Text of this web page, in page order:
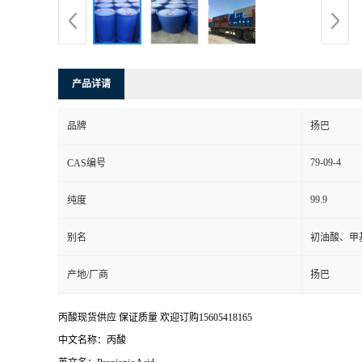
产品详请
品牌 扬巴
CAS编号 79-09-4
纯度 99.9
别名 初油酸、甲
产地/厂商 扬巴
丙酸现货供应 保证质量 欢迎订购15605418165
中文名称：丙酸